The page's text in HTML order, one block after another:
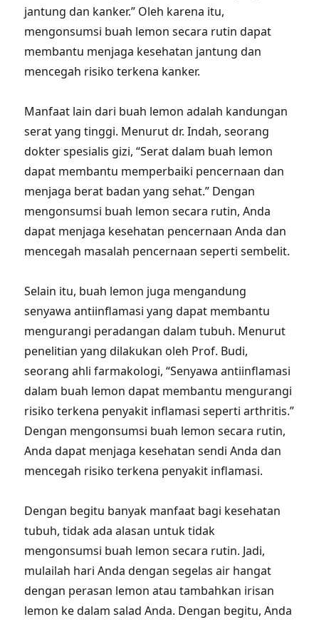
jantung dan kanker.” Oleh karena itu,
mengonsumsi buah lemon secara rutin dapat
membantu menjaga kesehatan jantung dan
mencegah risiko terkena kanker.
Manfaat lain dari buah lemon adalah kandungan
serat yang tinggi. Menurut dr. Indah, seorang
dokter spesialis gizi, “Serat dalam buah lemon
dapat membantu memperbaiki pencernaan dan
menjaga berat badan yang sehat.” Dengan
mengonsumsi buah lemon secara rutin, Anda
dapat menjaga kesehatan pencernaan Anda dan
mencegah masalah pencernaan seperti sembelit.
Selain itu, buah lemon juga mengandung
senyawa antiinflamasi yang dapat membantu
mengurangi peradangan dalam tubuh. Menurut
penelitian yang dilakukan oleh Prof. Budi,
seorang ahli farmakologi, “Senyawa antiinflamasi
dalam buah lemon dapat membantu mengurangi
risiko terkena penyakit inflamasi seperti arthritis.”
Dengan mengonsumsi buah lemon secara rutin,
Anda dapat menjaga kesehatan sendi Anda dan
mencegah risiko terkena penyakit inflamasi.
Dengan begitu banyak manfaat bagi kesehatan
tubuh, tidak ada alasan untuk tidak
mengonsumsi buah lemon secara rutin. Jadi,
mulailah hari Anda dengan segelas air hangat
dengan perasan lemon atau tambahkan irisan
lemon ke dalam salad Anda. Dengan begitu, Anda